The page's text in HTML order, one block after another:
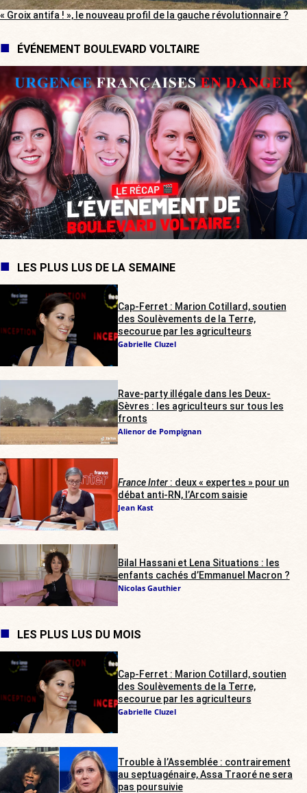
« Groix antifa ! », le nouveau profil de la gauche révolutionnaire ?
ÉVÉNEMENT BOULEVARD VOLTAIRE
LES PLUS LUS DE LA SEMAINE
Cap-Ferret : Marion Cotillard, soutien
des Soulèvements de la Terre,
secourue par les agriculteurs
Gabrielle Cluzel
Rave-party illégale dans les Deux-
Sèvres : les agriculteurs sur tous les
fronts
Alienor de Pompignan
France Inter: deux « expertes » pour un
débat anti-RN, l’Arcom saisie
Jean Kast
Bilal Hassani et Lena Situations : les
enfants cachés d’Emmanuel Macron ?
Nicolas Gauthier
LES PLUS LUS DU MOIS
Cap-Ferret : Marion Cotillard, soutien
des Soulèvements de la Terre,
secourue par les agriculteurs
Gabrielle Cluzel
Trouble à l’Assemblée : contrairement
au septuagénaire, Assa Traoré ne sera
pas poursuivie